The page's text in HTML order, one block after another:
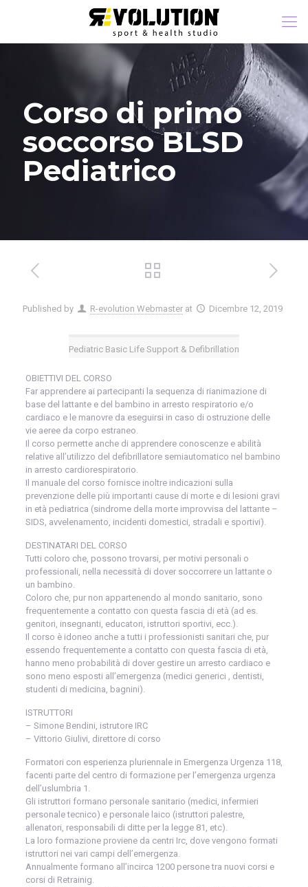
Corso di primo
soccorso BLSD
Pediatrico
Published by R-evolution Webmaster at Dicembre 12, 2019
Pediatric Basic Life Support & Defibrillation
OBIETTIVI DEL CORSO
Far apprendere ai partecipanti la sequenza di rianimazione di
base del lattante e del bambino in arresto respiratorio e/o
cardiaco e le manovre da eseguirsi in caso di ostruzione delle
vie aeree da corpo estraneo.
Il corso permette anche di apprendere conoscenze e abilità
relative all’utilizzo del defibrillatore semiautomatico nel bambino
in arresto cardiorespiratorio.
Il manuale del corso fornisce inoltre indicazioni sulla
prevenzione delle più importanti cause di morte e di lesioni gravi
in età pediatrica (sindrome della morte improvvisa del lattante –
SIDS, avvelenamento, incidenti domestici, stradali e sportivi).
DESTINATARI DEL CORSO
Tutti coloro che, possono trovarsi, per motivi personali o
professionali, nella necessità di dover soccorrere un lattante o
un bambino.
Coloro che, pur non appartenendo al mondo sanitario, sono
frequentemente a contatto con questa fascia di età (ad es.
genitori, insegnanti, educatori, istruttori sportivi, ecc.).
Il corso è idoneo anche a tutti i professionisti sanitari che, pur
essendo frequentemente a contatto con questa fascia di età,
hanno meno probabilità di dover gestire un arresto cardiaco e
sono meno esposti all’emergenza (medici generici , dentisti,
studenti di medicina, bagnini).
ISTRUTTORI
– Simone Bendini, istrutore IRC
– Vittorio Giulivi, direttore di corso
Formatori con esperienza pluriennale in Emergenza Urgenza 118,
facenti parte del centro di formazione per l’emergenza urgenza
dell’uslumbria 1.
Gli istruttori formano personale sanitario (medici, infermieri
personale tecnico) e personale laico (istruttori palestre,
allenatori, responsabili di ditte per la legge 81, etc).
La loro formazione proviene da centri Irc, dove vengono formati
istruttori nei vari campi dell’emergenza.
Annualmente formano all’incirca 1200 persone tra nuovi corsi e
corsi di Retrainig.